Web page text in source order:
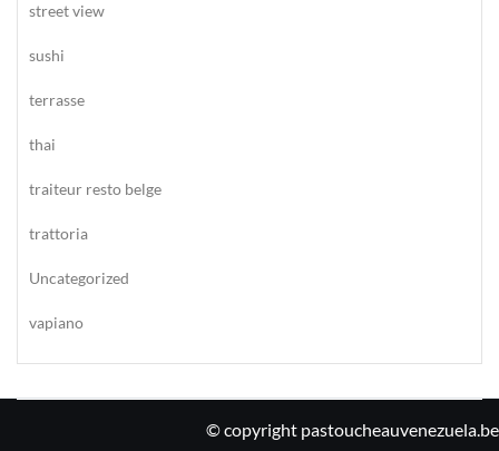
street view
sushi
terrasse
thai
traiteur resto belge
trattoria
Uncategorized
vapiano
© copyright pastoucheauvenezuela.be